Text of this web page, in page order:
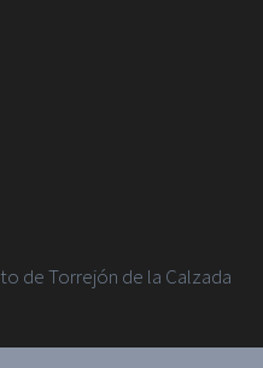
de Torrejón de la Calzada